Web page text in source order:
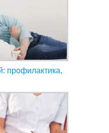
профилактика,